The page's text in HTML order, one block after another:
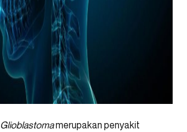
Glioblastomamerupakan penyakit